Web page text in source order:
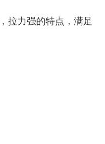
拉力强的特点，满足